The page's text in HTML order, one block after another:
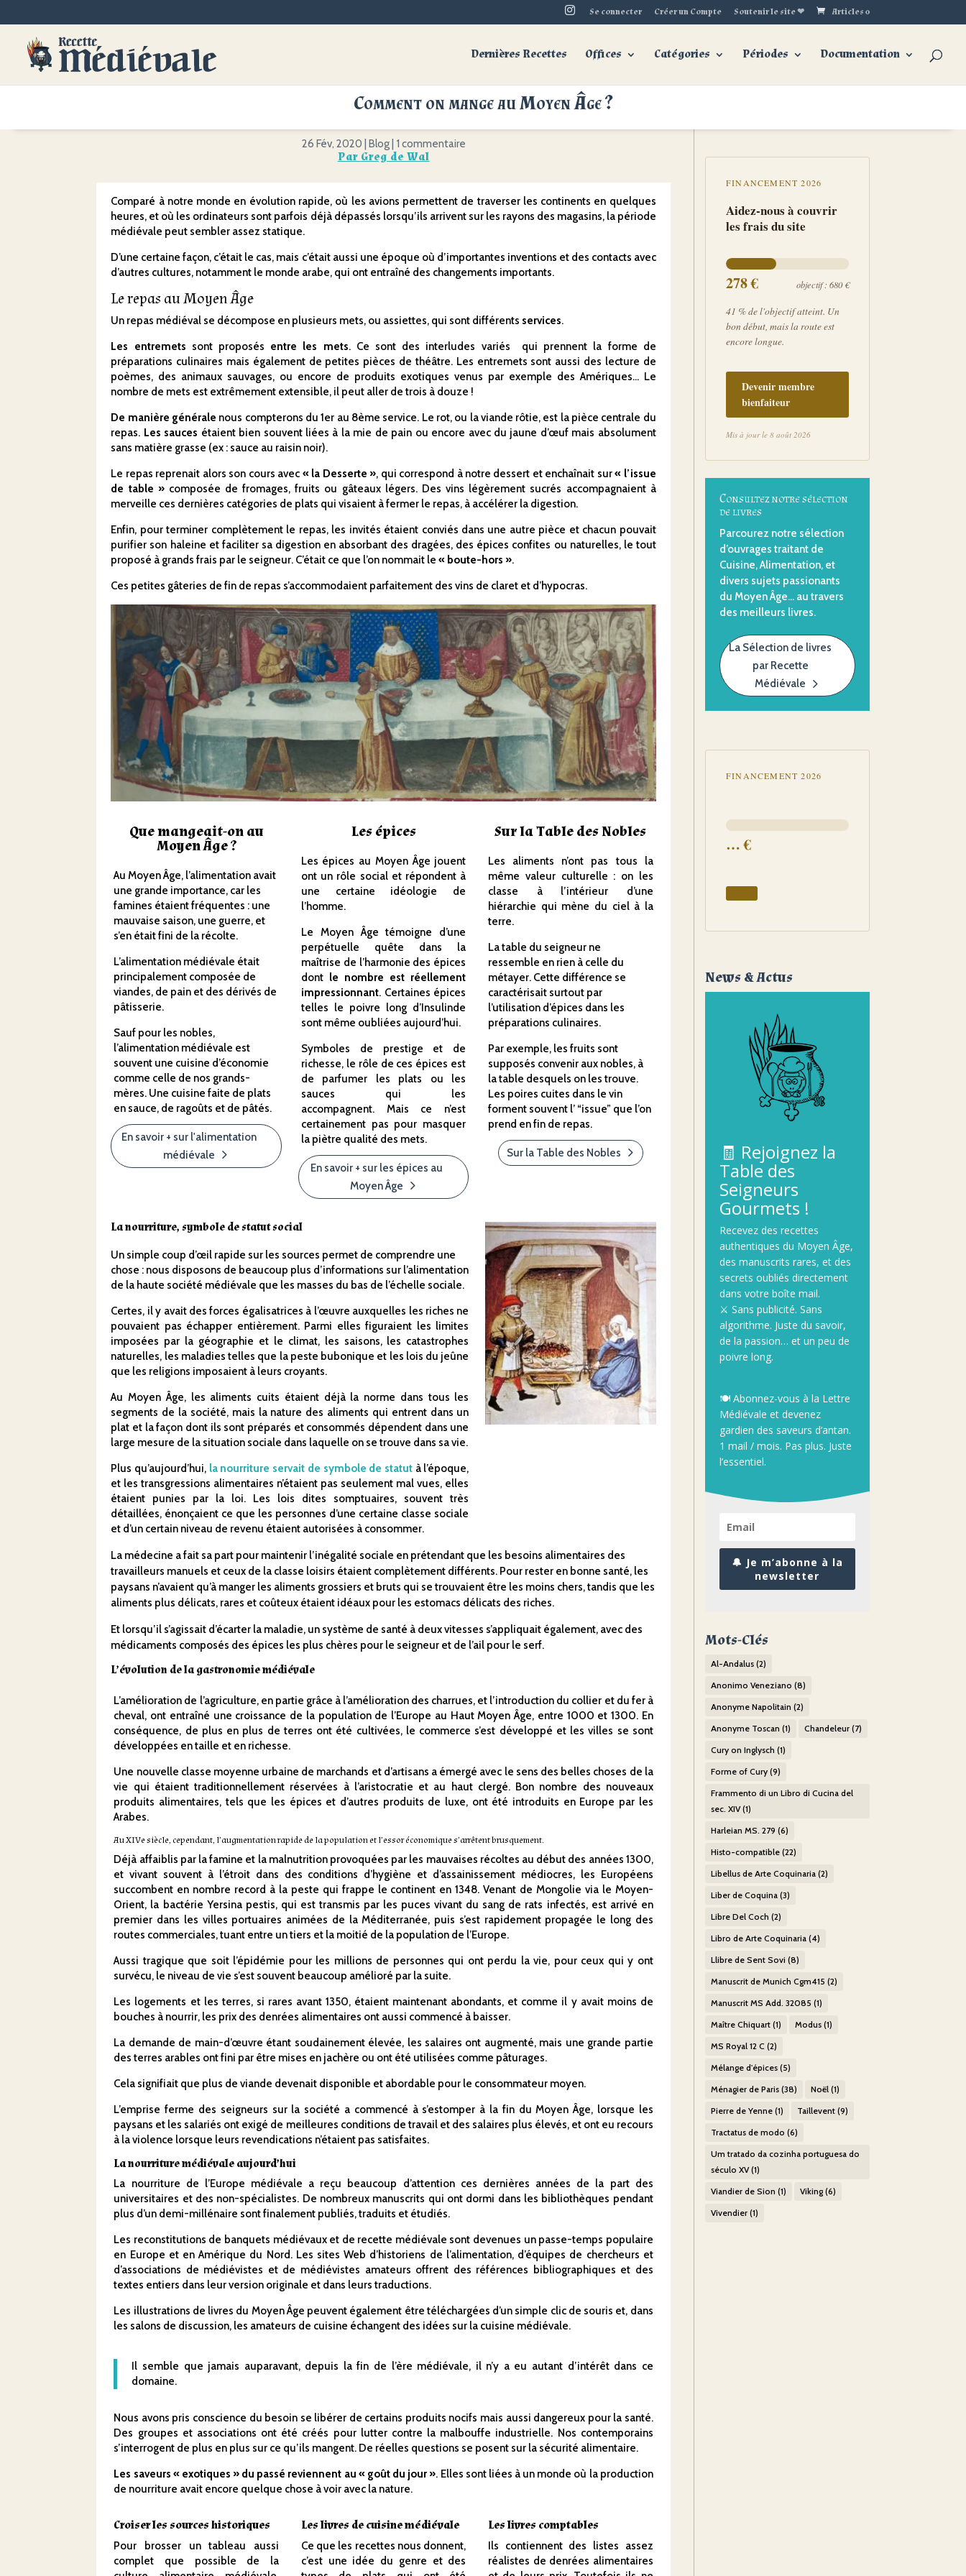
Se connecter Créer un Compte Soutenir le site ❤ Articles 0
Dernières Recettes Offices Catégories Périodes Documentation
Comment on mange au Moyen Âge ?
Comment on mange au Moyen Âge ?
26 Fév, 2020 Blog| 1 commentaire
ParGreg de Wal
Comparé à notre monde en évolution rapide, où les avions permettent de traverser les continents en quelques
heures, et où les ordinateurs sont parfois déjà dépassés lorsqu’ils arrivent sur les rayons des magasins, la période
médiévale peut sembler assez statique.
D’une certaine façon, c’était le cas, mais c’était aussi une époque où d’importantes inventions et des contacts avec
d’autres cultures, notamment le monde arabe, qui ont entraîné des changements importants.
Le repas au Moyen Âge
Un repas médiéval se décompose en plusieurs mets, ou assiettes, qui sont différents services.
Les entremets sont proposés entre les mets. Ce sont des interludes variés qui prennent la forme de
préparations culinaires mais également de petites pièces de théâtre. Les entremets sont aussi des lecture de
poèmes, des animaux sauvages, ou encore de produits exotiques venus par exemple des Amériques… Le
nombre de mets est extrêmement extensible, il peut aller de trois à douze !
De manière générale nous compterons du 1er au 8ème service. Le rot, ou la viande rôtie, est la pièce centrale du
repas. Les sauces étaient bien souvent liées à la mie de pain ou encore avec du jaune d’œuf mais absolument
sans matière grasse (ex : sauce au raisin noir).
Le repas reprenait alors son cours avec « la Desserte », qui correspond à notre dessert et enchaînait sur« l’issue
de table » composée de fromages, fruits ou gâteaux légers. Des vins légèrement sucrés accompagnaient à
merveille ces dernières catégories de plats qui visaient à fermer le repas, à accélérer la digestion.
Enfin, pour terminer complètement le repas, les invités étaient conviés dans une autre pièce et chacun pouvait
purifier son haleine et faciliter sa digestion en absorbant des dragées, des épices confites ou naturelles, le tout
proposé à grands frais par le seigneur. C’était ce que l’on nommait le « boute-hors ».
Ces petites gâteries de fin de repas s’accommodaient parfaitement des vins de claret et d’hypocras.
Que mangeait-on au
Moyen Âge ?
Au Moyen Âge, l’alimentation avait
une grande importance, car les
famines étaient fréquentes : une
mauvaise saison, une guerre, et
s’en était fini de la récolte.
L’alimentation médiévale était
principalement composée de
viandes, de pain et des dérivés de
pâtisserie.
Sauf pour les nobles,
l’alimentation médiévale est
souvent une cuisine d’économie
comme celle de nos grands-
mères. Une cuisine faite de plats
en sauce, de ragoûts et de pâtés.
En savoir + sur l'alimentation
médiévale
Les épices
Les épices au Moyen Âge jouent
ont un rôle social et répondent à
une certaine idéologie de
l’homme.
Le Moyen Âge témoigne d’une
perpétuelle quête dans la
maîtrise de l’harmonie des épices
dont le nombre est réellement
impressionnant. Certaines épices
telles le poivre long d’Insulinde
sont même oubliées aujourd’hui.
Symboles de prestige et de
richesse, le rôle de ces épices est
de parfumer les plats ou les
sauces qui les
accompagnent. Mais ce n’est
certainement pas pour masquer
la piètre qualité des mets.
En savoir + sur les épices au
Moyen Âge
Sur la Table des Nobles
Les aliments n’ont pas tous la
même valeur culturelle : on les
classe à l’intérieur d’une
hiérarchie qui mène du ciel à la
terre.
La table du seigneur ne
ressemble en rien à celle du
métayer. Cette différence se
caractérisait surtout par
l’utilisation d’épices dans les
préparations culinaires.
Par exemple, les fruits sont
supposés convenir aux nobles, à
la table desquels on les trouve.
Les poires cuites dans le vin
forment souvent l’ “issue” que l’on
prend en fin de repas.
Sur la Table des Nobles
La nourriture, symbole de statut social
Un simple coup d’œil rapide sur les sources permet de comprendre une
chose : nous disposons de beaucoup plus d’informations sur l’alimentation
de la haute société médiévale que les masses du bas de l’échelle sociale.
Certes, il y avait des forces égalisatrices à l’œuvre auxquelles les riches ne
pouvaient pas échapper entièrement. Parmi elles figuraient les limites
imposées par la géographie et le climat, les saisons, les catastrophes
naturelles, les maladies telles que la peste bubonique et les lois du jeûne
que les religions imposaient à leurs croyants.
Au Moyen Âge, les aliments cuits étaient déjà la norme dans tous les
segments de la société, mais la nature des aliments qui entrent dans un
plat et la façon dont ils sont préparés et consommés dépendent dans une
large mesure de la situation sociale dans laquelle on se trouve dans sa vie.
Plus qu’aujourd’hui, la nourriture servait de symbole de statut à l’époque,
et les transgressions alimentaires n’étaient pas seulement mal vues, elles
étaient punies par la loi. Les lois dites somptuaires, souvent très
détaillées, énonçaient ce que les personnes d’une certaine classe sociale
et d’un certain niveau de revenu étaient autorisées à consommer.
La médecine a fait sa part pour maintenir l’inégalité sociale en prétendant que les besoins alimentaires des
travailleurs manuels et ceux de la classe loisirs étaient complètement différents. Pour rester en bonne santé, les
paysans n’avaient qu’à manger les aliments grossiers et bruts qui se trouvaient être les moins chers, tandis que les
aliments plus délicats, rares et coûteux étaient idéaux pour les estomacs délicats des riches.
Et lorsqu’il s’agissait d’écarter la maladie, un système de santé à deux vitesses s’appliquait également, avec des
médicaments composés des épices les plus chères pour le seigneur et de l’ail pour le serf.
L’évolution de la gastronomie médiévale
L’amélioration de l’agriculture, en partie grâce à l’amélioration des charrues, et l’introduction du collier et du fer à
cheval, ont entraîné une croissance de la population de l’Europe au Haut Moyen Âge, entre 1000 et 1300. En
conséquence, de plus en plus de terres ont été cultivées, le commerce s’est développé et les villes se sont
développées en taille et en richesse.
Une nouvelle classe moyenne urbaine de marchands et d’artisans a émergé avec le sens des belles choses de la
vie qui étaient traditionnellement réservées à l’aristocratie et au haut clergé. Bon nombre des nouveaux
produits alimentaires, tels que les épices et d’autres produits de luxe, ont été introduits en Europe par les
Arabes.
Au XIVe siècle, cependant, l’augmentation rapide de la population et l’essor économique s’arrêtent brusquement.
Déjà affaiblis par la famine et la malnutrition provoquées par les mauvaises récoltes au début des années 1300,
et vivant souvent à l’étroit dans des conditions d’hygiène et d’assainissement médiocres, les Européens
succombent en nombre record à la peste qui frappe le continent en 1348. Venant de Mongolie via le Moyen-
Orient, la bactérie Yersina pestis, qui est transmis par les puces vivant du sang de rats infectés, est arrivé en
premier dans les villes portuaires animées de la Méditerranée, puis s’est rapidement propagée le long des
routes commerciales, tuant entre un tiers et la moitié de la population de l’Europe.
Aussi tragique que soit l’épidémie pour les millions de personnes qui ont perdu la vie, pour ceux qui y ont
survécu, le niveau de vie s’est souvent beaucoup amélioré par la suite.
Les logements et les terres, si rares avant 1350, étaient maintenant abondants, et comme il y avait moins de
bouches à nourrir, les prix des denrées alimentaires ont aussi commencé à baisser.
La demande de main-d’œuvre étant soudainement élevée, les salaires ont augmenté, mais une grande partie
des terres arables ont fini par être mises en jachère ou ont été utilisées comme pâturages.
Cela signifiait que plus de viande devenait disponible et abordable pour le consommateur moyen.
L’emprise ferme des seigneurs sur la société a commencé à s’estomper à la fin du Moyen Âge, lorsque les
paysans et les salariés ont exigé de meilleures conditions de travail et des salaires plus élevés, et ont eu recours
à la violence lorsque leurs revendications n’étaient pas satisfaites.
La nourriture médiévale aujourd’hui
La nourriture de l’Europe médiévale a reçu beaucoup d’attention ces dernières années de la part des
universitaires et des non-spécialistes. De nombreux manuscrits qui ont dormi dans les bibliothèques pendant
plus d’un demi-millénaire sont finalement publiés, traduits et étudiés.
Les reconstitutions de banquets médiévaux et de recette médiévale sont devenues un passe-temps populaire
en Europe et en Amérique du Nord. Les sites Web d’historiens de l’alimentation, d’équipes de chercheurs et
d’associations de médiévistes et de médiévistes amateurs offrent des références bibliographiques et des
textes entiers dans leur version originale et dans leurs traductions.
Les illustrations de livres du Moyen Âge peuvent également être téléchargées d’un simple clic de souris et, dans
les salons de discussion, les amateurs de cuisine échangent des idées sur la cuisine médiévale.
Il semble que jamais auparavant, depuis la fin de l’ère médiévale, il n’y a eu autant d’intérêt dans ce
domaine.
Nous avons pris conscience du besoin se libérer de certains produits nocifs mais aussi dangereux pour la santé.
Des groupes et associations ont été créés pour lutter contre la malbouffe industrielle. Nos contemporains
s’interrogent de plus en plus sur ce qu’ils mangent. De réelles questions se posent sur la sécurité alimentaire.
Les saveurs « exotiques » du passé reviennent au « goût du jour ». Elles sont liées à un monde où la production
de nourriture avait encore quelque chose à voir avec la nature.
Croiser les sources historiques
Pour brosser un tableau aussi
complet que possible de la
Les livres de cuisine médiévale
Ce que les recettes nous donnent,
c’est une idée du genre et des
Les livres comptables
Ils contiennent des listes assez
réalistes de denrées alimentaires
FINANCEMENT 2026
Aidez-nous à couvrir
les frais du site
278€ objectif : 680 €
41 % de l'objectif atteint. Un
bon début, mais la route est
encore longue.
Devenir membre
bienfaiteur
Mis à jour le 8 août 2026
Consultez notre sélection
de livres
Parcourez notre sélection
d’ouvrages traitant de
Cuisine, Alimentation, et
divers sujets passionants
du Moyen Âge… au travers
des meilleurs livres.
La Sélection de livres
par Recette
Médiévale
FINANCEMENT 2026
…€
News & Actus
🧾 Rejoignez la
Tabledes
Seigneurs
Gourmets !
Recevez des recettes
authentiques du Moyen Âge,
des manuscrits rares, et des
secrets oubliés directement
dans votre boîte mail.
⚔️ Sans publicité. Sans
algorithme. Juste du savoir,
de la passion… et un peu de
poivre long.
🍽️ Abonnez-vous à la Lettre
Médiévale et devenez
gardien des saveurs d’antan.
1 mail / mois. Pas plus. Juste
l’essentiel.
🔔 Je m’abonne à la
newsletter
Mots-Clés
Al-Andalus(2)
Anonimo Veneziano (8)
Anonyme Napolitain (2)
Anonyme Toscan (1) Chandeleur(7)
Cury on Inglysch (1)
Forme of Cury(9)
Frammento di un Libro di Cucina del
sec. XIV(1)
Harleian MS. 279 (6)
Histo-compatible(22)
Libellus de Arte Coquinaria(2)
Liber de Coquina(3)
Libre Del Coch (2)
Libro de Arte Coquinaria(4)
Llibre de Sent Sovi (8)
Manuscrit de Munich Cgm415 (2)
Manuscrit MS Add. 32085 (1)
Maître Chiquart(1) Modus(1)
MS Royal 12 C (2)
Mélange d'épices(5)
Ménagier de Paris(38) Noël(1)
Pierre de Yenne(1) Taillevent(9)
Tractatus de modo (6)
Um tratado da cozinha portuguesa do
século XV(1)
Viandier de Sion (1) Viking(6)
Vivendier(1)